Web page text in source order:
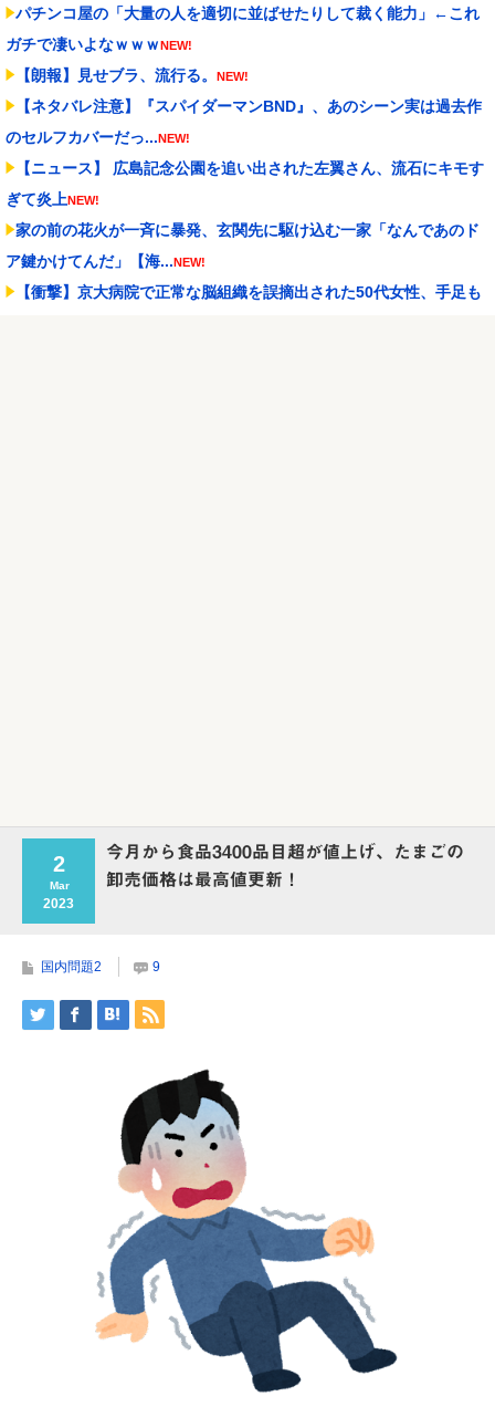
パチンコ屋の「大量の人を適切に並ばせたりして裁く能力」←これ
ガチで凄いよなｗｗｗNEW!
【朗報】見せブラ、流行る。 NEW!
【ネタバレ注意】『スパイダーマンBND』、あのシーン実は過去作
のセルフカバーだっ...NEW!
【ニュース】 広島記念公園を追い出された左翼さん、流石にキモす
ぎて炎上NEW!
家の前の花火が一斉に暴発、玄関先に駆け込む一家「なんであのド
ア鍵かけてんだ」【海...NEW!
【衝撃】京大病院で正常な脳組織を誤摘出された50代女性、手足も
2
Mar
2023
今月から食品3400品目超が値上げ、たまごの
卸売価格は最高値更新！
国内問題2 9